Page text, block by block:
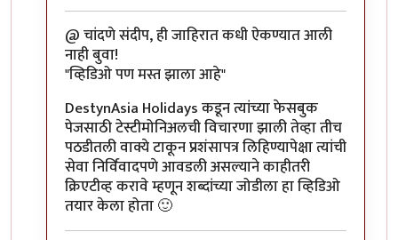
@ चांदणे संदीप, ही जाहिरात कधी ऐकण्यात आली
नाही बुवा!
"व्हिडिओ पण मस्त झाला आहे"
DestynAsia Holidays कडून त्यांच्या फेसबुक
पेजसाठी टेस्टीमोनिअलची विचारणा झाली तेव्हा तीच
पठडीतली वाक्ये टाकून प्रशंसापत्र लिहिण्यापेक्षा त्यांची
सेवा निर्विवादपणे आवडली असल्याने काहीतरी
क्रिएटीव्ह करावे म्हणून शब्दांच्या जोडीला हा व्हिडिओ
तयार केला होता 🙂